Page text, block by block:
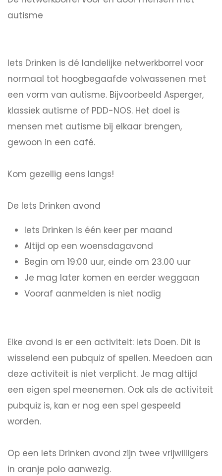
autisme
Iets Drinken is dé landelijke netwerkborrel voor
normaal tot hoogbegaafde volwassenen met
een vorm van autisme. Bijvoorbeeld Asperger,
klassiek autisme of PDD-NOS. Het doel is
mensen met autisme bij elkaar brengen,
gewoon in een café.
Kom gezellig eens langs!
De Iets Drinken avond
Iets Drinken is één keer per maand
Altijd op een woensdagavond
Begin om 19:00 uur, einde om 23.00 uur
Je mag later komen en eerder weggaan
Vooraf aanmelden is niet nodig
Elke avond is er een activiteit: Iets Doen. Dit is
wisselend een pubquiz of spellen. Meedoen aan
deze activiteit is niet verplicht. Je mag altijd
een eigen spel meenemen. Ook als de activiteit
pubquiz is, kan er nog een spel gespeeld
worden.
Op een Iets Drinken avond zijn twee vrijwilligers
in oranje polo aanwezig.